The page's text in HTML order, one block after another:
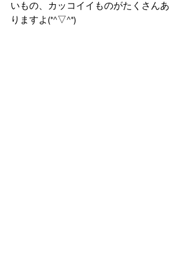
いもの、カッコイイものがたくさんあ
りますよ(*^▽^*)